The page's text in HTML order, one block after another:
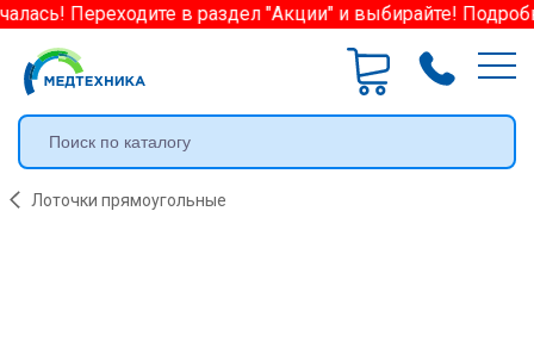
Переходите в раздел "Акции" и выбирайте!
Лоточки прямоугольные